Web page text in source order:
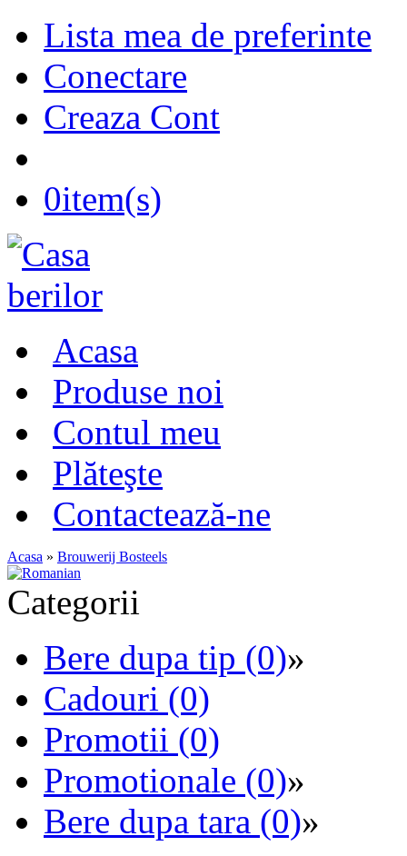
Lista mea de preferinte
Conectare
Creaza Cont
0item(s)
Acasa
Produse noi
Contul meu
Plăteşte
Contactează-ne
Acasa » Brouwerij Bosteels
Categorii
Bere dupa tip (0)»
Cadouri (0)
Promotii (0)
Promotionale (0)»
Bere dupa tara (0)»